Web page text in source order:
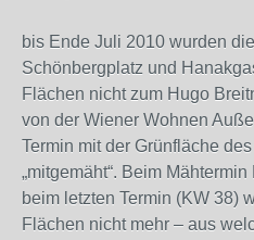
bis Ende Juli 2010 wurden
Schönbergplatz und
Flächen nicht zum Hugo
von der Wiener Wohnen
Termin mit der Grünfläche
„mitgemäht“. Beim
beim letzten Termin (KW 38)
Flächen nicht mehr – aus